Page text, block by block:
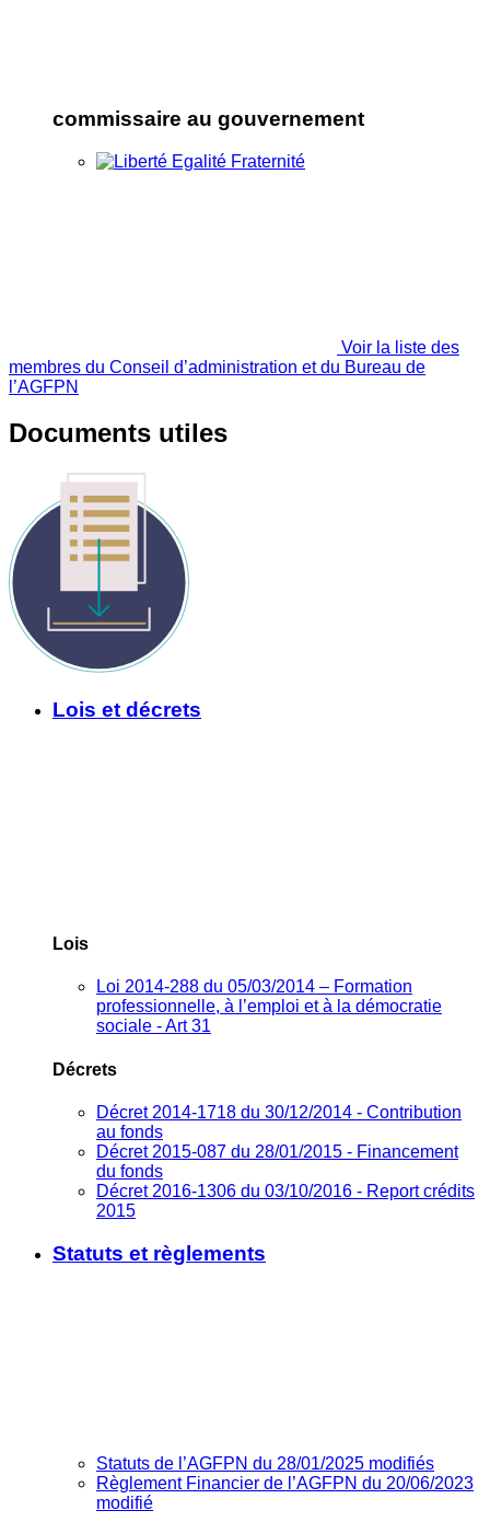
commissaire au gouvernement
Voir la liste des
membres du Conseil d’administration et du Bureau de
l’AGFPN
Documents utiles
Lois et décrets
Lois
Loi 2014-288 du 05/03/2014 – Formation
professionnelle, à l’emploi et à la démocratie
sociale - Art 31
Décrets
Décret 2014-1718 du 30/12/2014 - Contribution
au fonds
Décret 2015-087 du 28/01/2015 - Financement
du fonds
Décret 2016-1306 du 03/10/2016 - Report crédits
2015
Statuts et règlements
Statuts de l’AGFPN du 28/01/2025 modifiés
Règlement Financier de l’AGFPN du 20/06/2023
modifié